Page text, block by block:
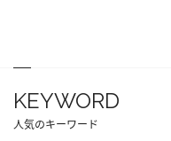
KEYWORD
人気のキーワード